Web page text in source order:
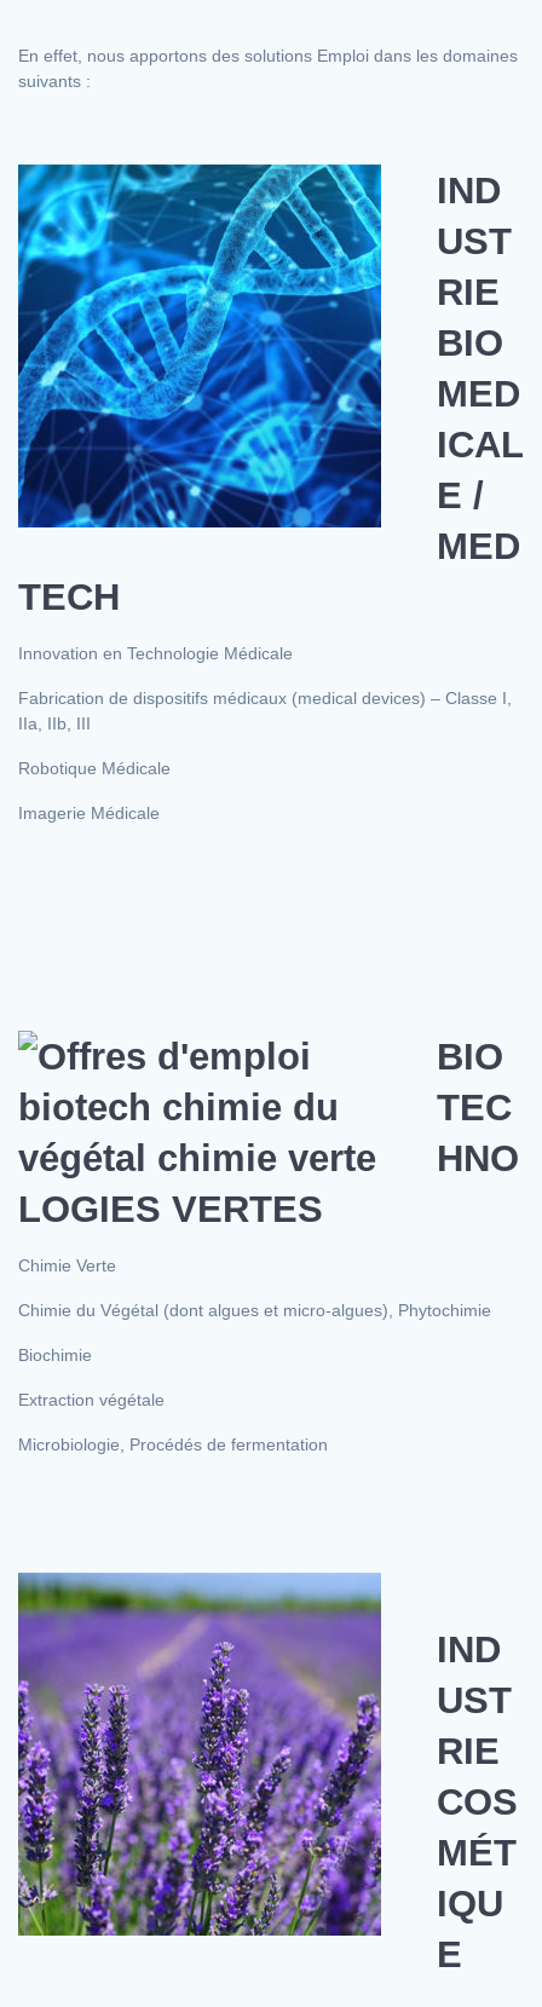
En effet, nous apportons des solutions Emploi dans les domaines
suivants :
IND
UST
RIE
BIO
MED
ICAL
E /
MED
TECH
Innovation en Technologie Médicale
Fabrication de dispositifs médicaux (medical devices) – Classe I,
IIa, IIb, III
Robotique Médicale
Imagerie Médicale
BIO
TEC
HNO
LOGIES VERTES
Chimie Verte
Chimie du Végétal (dont algues et micro-algues), Phytochimie
Biochimie
Extraction végétale
Microbiologie, Procédés de fermentation
IND
UST
RIE
COS
MÉT
IQU
E